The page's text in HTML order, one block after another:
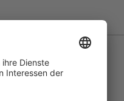
XSplit